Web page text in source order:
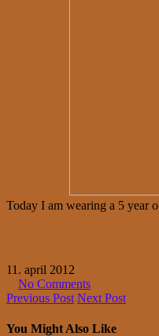
Today I am wearing a 5 year
11. april 2012
No Comments
Previous Post Next Post
You Might Also Like